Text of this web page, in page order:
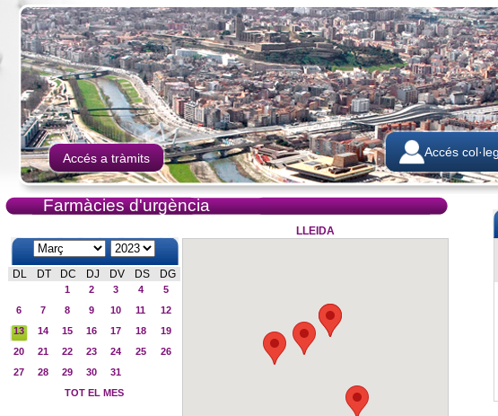
Accés a tràmits Accés
Farmàcies d'urgència
DL DT DC DJ DV DS DG
1 2 3 4
5
6
7 8 9 10 11
12
13
14 15 16 17 18
19
20
21 22 23 24 25
26
27
28 29 30
31
TOT EL MES
LLEIDA